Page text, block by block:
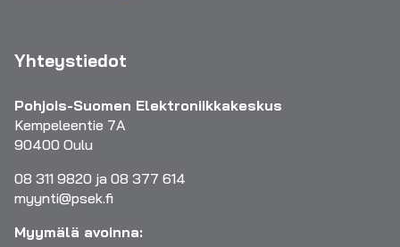
Yhteystiedot
Pohjois-Suomen Elektroniikkakeskus
Kempeleentie 7A
90400 Oulu
08 311 9820 ja 08 377 614
myynti@psek.fi
Myymälä avoinna: